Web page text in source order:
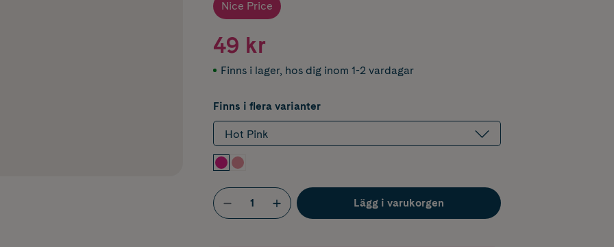
Nice Price
49 kr
Finns i lager, hos dig inom 1-2 vardagar
Finns i flera varianter
Hot Pink
Lägg i varukorgen